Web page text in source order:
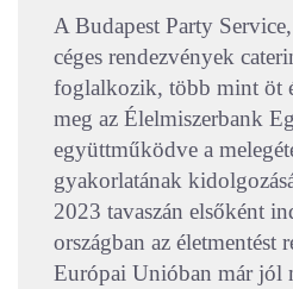
A Budapest Party
céges rendezvények
foglalkozik, több mint öt
meg az Élelmiszerbank
együttműködve a
gyakorlatának
2023 tavaszán elsőként
országban az életmentést
Európai Unióban már jól